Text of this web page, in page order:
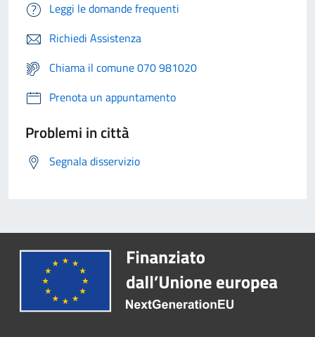
Leggi le domande frequenti
Richiedi Assistenza
Chiama il comune 070 981020
Prenota un appuntamento
Problemi in città
Segnala disservizio